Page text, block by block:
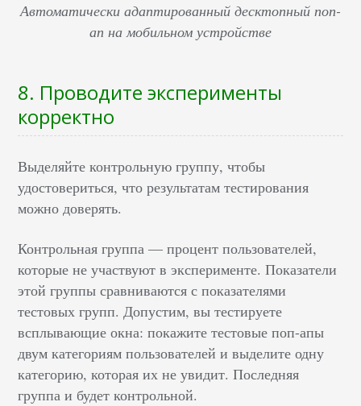
Автоматически адаптированный десктопный поп-
ап на мобильном устройстве
8. Проводите эксперименты
корректно
Выделяйте контрольную группу, чтобы
удостовериться, что результатам тестирования
можно доверять.
Контрольная группа — процент пользователей,
которые не участвуют в эксперименте. Показатели
этой группы сравниваются с показателями
тестовых групп. Допустим, вы тестируете
всплывающие окна: покажите тестовые поп-апы
двум категориям пользователей и выделите одну
категорию, которая их не увидит. Последняя
группа и будет контрольной.